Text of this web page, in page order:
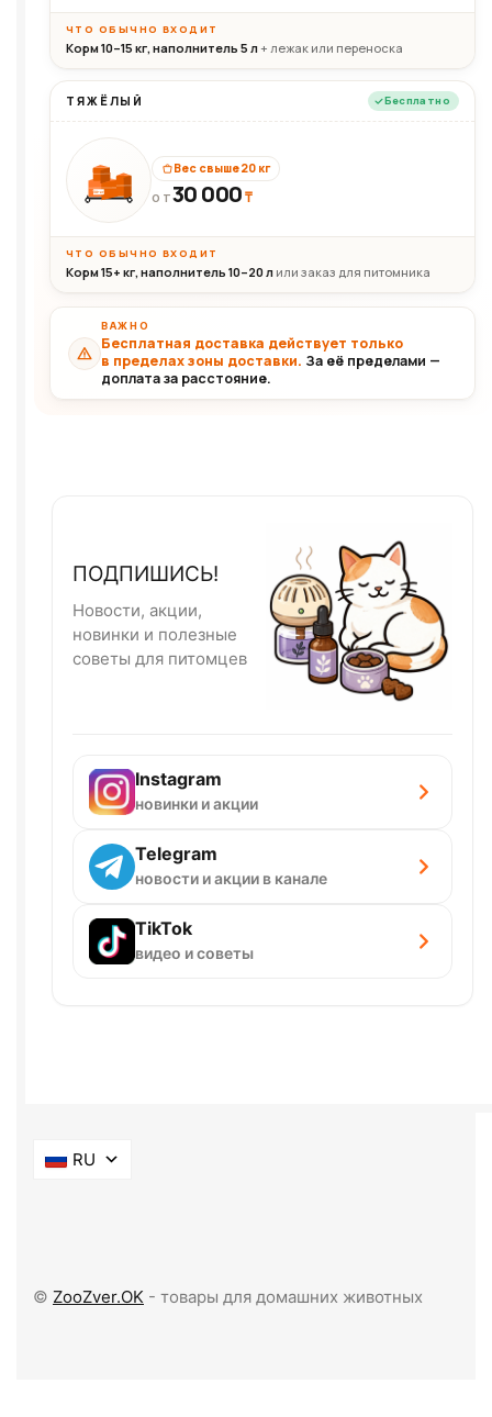
ЧТО ОБЫЧНО ВХОДИТ
Корм 10–15 кг, наполнитель 5 л+ лежак или переноска
ТЯЖЁЛЫЙ Бесплатно
30+кг
Вес свыше 20 кг
ОТ30 000₸
ЧТО ОБЫЧНО ВХОДИТ
Корм 15+ кг, наполнитель 10–20 л или заказ для питомника
ВАЖНО
Бесплатная доставка действует только
в пределах зоны доставки. За её пределами —
доплата за расстояние.
ПОДПИШИСЬ!
Новости, акции,
новинки и полезные
советы для питомцев
Instagram
новинки и акции
Telegram
новости и акции в канале
TikTok
видео и советы
RU
© ZooZver.OK - товары для домашних животных